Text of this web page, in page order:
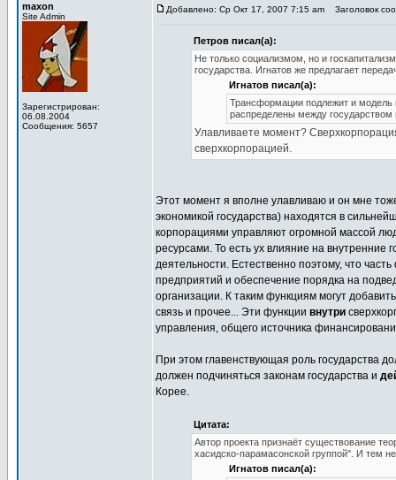
maxon
Site Admin
Зарегистрирован:
06.08.2004
Сообщения: 5657
Добавлено: Ср Окт 17, 2007 7:15 am Заголовок
Петров писал(а):
Не только социализмом, но и
государства. Игнатов же предлагает
Игнатов писал(а):
Трансформации подлежит и модель
распределены между государством
Улавливаете момент?
сверхкорпорацией.
Этот момент я вполне улавливаю и он мне
экономикой государства) находятся в
корпорациями управляют огромной массой
ресурсами. То есть ух влияние на
деятельности. Естественно поэтому, что
предприятий и обеспечение порядка на
организации. К таким функциям могут
связь и прочее... Эти функции внутри
управления, общего источника
При этом главенствующая роль государства
должен подчиняться законам государства и
Корее.
Цитата:
Автор проекта признаёт существование
хасидско-парамасонской группой". И тем
Игнатов писал(а):